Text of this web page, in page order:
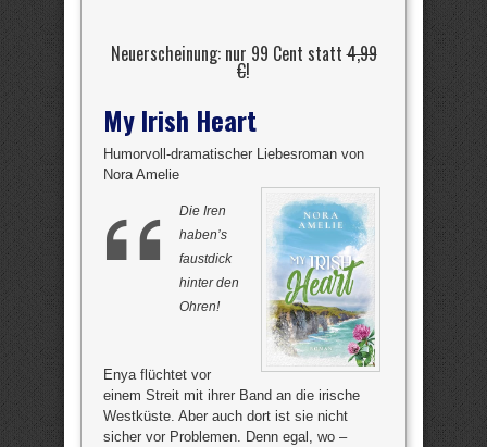
Neuerscheinung: nur 99 Cent statt4,99
€!
My Irish Heart
Humorvoll-dramatischer Liebesroman von
Nora Amelie
Die Iren
haben’s
faustdick
hinter den
Ohren!
Enya flüchtet vor
einem Streit mit ihrer Band an die irische
Westküste. Aber auch dort ist sie nicht
sicher vor Problemen. Denn egal, wo –